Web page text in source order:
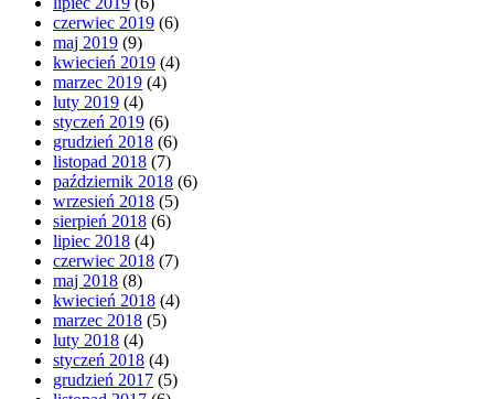
czerwiec 2019 (6)
maj 2019 (9)
kwiecień 2019 (4)
marzec 2019 (4)
luty 2019 (4)
styczeń 2019 (6)
grudzień 2018 (6)
listopad 2018 (7)
październik 2018 (6)
wrzesień 2018 (5)
sierpień 2018 (6)
lipiec 2018 (4)
czerwiec 2018 (7)
maj 2018 (8)
kwiecień 2018 (4)
marzec 2018 (5)
luty 2018 (4)
styczeń 2018 (4)
grudzień 2017 (5)